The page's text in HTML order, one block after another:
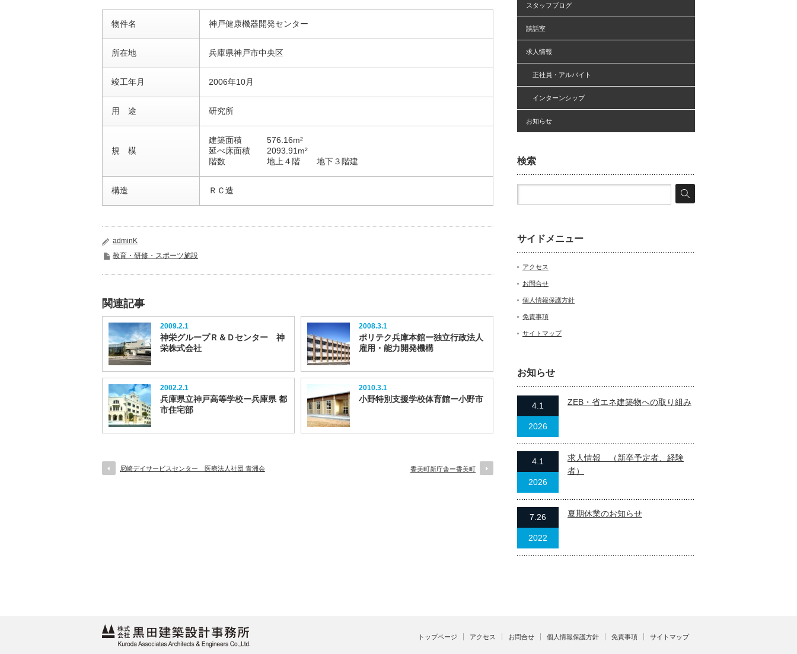
物件名 神戸健康機器開発センター
所在地 兵庫県神戸市中央区
竣工年月 2006年10月
用 途 研究所
規 模
建築面積 576.16m²
延べ床面積 2093.91m²
階数 地上４階 地下３階建
構造 ＲＣ造
adminK
教育・研修・スポーツ施設
関連記事
2009.2.1
神栄グループＲ＆Ｄセンター 神
栄株式会社
2008.3.1
ポリテク兵庫本館ー独立行政法人
雇用・能力開発機構
2002.2.1
兵庫県立神戸高等学校ー兵庫県 都
市住宅部
2010.3.1
小野特別支援学校体育館ー小野市
尼崎デイサービスセンター 医療法人社団 青洲会 香美町新庁舎ー香美町
スタッフブログ
談話室
求人情報
正社員・アルバイト
インターンシップ
お知らせ
検索
サイドメニュー
アクセス
お問合せ
個人情報保護方針
免責事項
サイトマップ
お知らせ
4.1
2026
ZEB・省エネ建築物への取り組み
4.1
2026
求人情報 （新卒予定者、経験
者）
7.26
2022
夏期休業のお知らせ
トップページ アクセス お問合せ 個人情報保護方針 免責事項 サイトマップ